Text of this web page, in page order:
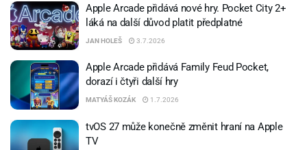
Apple Arcade přidává nové hry. Pocket City 2+
láká na další důvod platit předplatné
JAN HOLEŠ 3.7.2026
Apple Arcade přidává Family Feud Pocket,
dorazí i čtyři další hry
MATYÁŠ KOZÁK 1.7.2026
tvOS 27 může konečně změnit hraní na Apple
TV